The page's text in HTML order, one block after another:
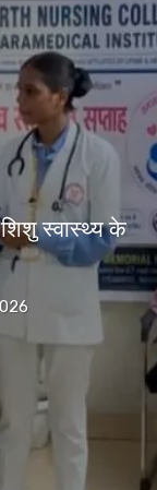
स्वास्थ्य के